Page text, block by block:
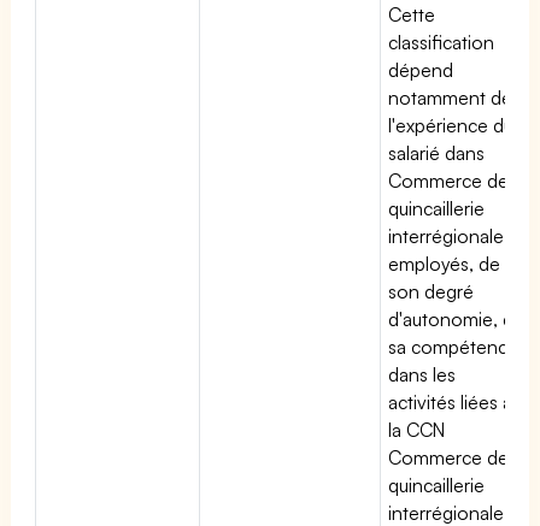
Cette
classification
dépend
notamment de
l'expérience du
salarié dans
Commerce de
quincaillerie
interrégionale
employés, de
son degré
d'autonomie, de
sa compétence
dans les
activités liées à
la CCN
Commerce de
quincaillerie
interrégionale